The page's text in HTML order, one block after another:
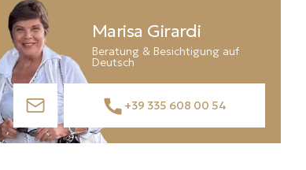
Marisa Girardi
Beratung & Besichtigung auf
Deutsch
+39 335 608 00 54